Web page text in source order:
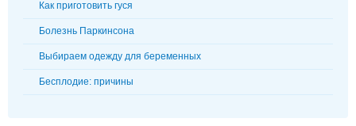
Как приготовить гуся
Болезнь Паркинсона
Выбираем одежду для беременных
Бесплодие: причины